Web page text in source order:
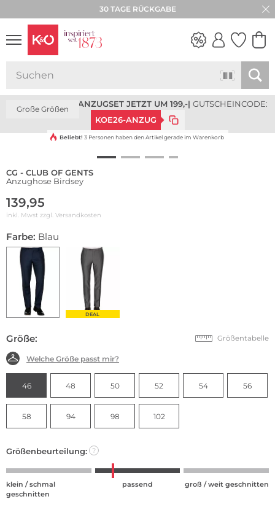
30 TAGE RÜCKGABE
ANZUGSPECIAL: ANZUGSET JETZT UM 199,-| GUTSCHEINCODE:
KOE26-ANZUG
Große Größen
Beliebt! 3 Personen haben den Artikel gerade im Warenkorb
CG - CLUB OF GENTS
Anzughose Birdsey
139,95
inkl. Mwst zzgl. Versandkosten
Farbe: Blau
DEAL
Größe: Größentabelle
Welche Größe passt mir?
46 48 50 52 54 56
58 94 98 102
Größenbeurteilung: ?
klein / schmal
geschnitten
passend groß / weit geschnitten